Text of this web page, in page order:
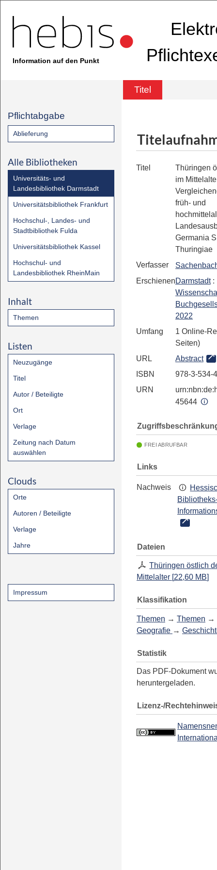
Information auf den Punkt
Titel
Pflichtabgabe
Ablieferung
Alle Bibliotheken
Universitäts- und
Landesbibliothek Darmstadt
Universitätsbibliothek Frankfurt
Hochschul-, Landes- und
Stadtbibliothek Fulda
Universitätsbibliothek Kassel
Hochschul- und
Landesbibliothek RheinMain
Inhalt
Themen
Listen
Neuzugänge
Titel
Autor / Beteiligte
Ort
Verlage
Zeitung nach Datum
auswählen
Clouds
Orte
Autoren / Beteiligte
Verlage
Jahre
Impressum
Titel
Thüringen
im
früh- und
Germania
Thuringiae
Verfasser
ErschienenDarmstadt:
2022
Umfang
1 Online-
Seiten)
URL
Abstract
ISBN
978-3-534-
URN
45644
FREI ABRUFBAR
Links
Nachweis
Dateien
Thüringen östlich
Mittelalter [22,60 MB]
Klassifikation
Themen → Themen →
Geografie →
Statistik
Das PDF-Dokument
heruntergeladen.
Lizenz-/